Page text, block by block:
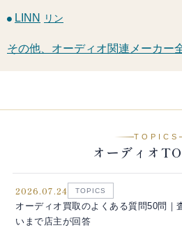
LINN リン
その他、オーディオ関連メーカー
TOPICS
オーディオ
2026.07.24 TOPICS
オーディオ買取のよくある質問50問｜
いまで店主が回答